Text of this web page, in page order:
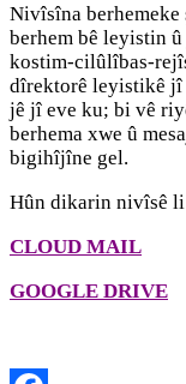
Nivîsîna berhemeke
berhem bê leyistin
kostim-cilûlîbas-
dîrektorê leyistikê jî
jê jî eve ku; bi vê
berhema xwe û
bigihîjîne gel.
Hûn dikarin nivîsê
CLOUD MAIL
GOOGLE DRIVE